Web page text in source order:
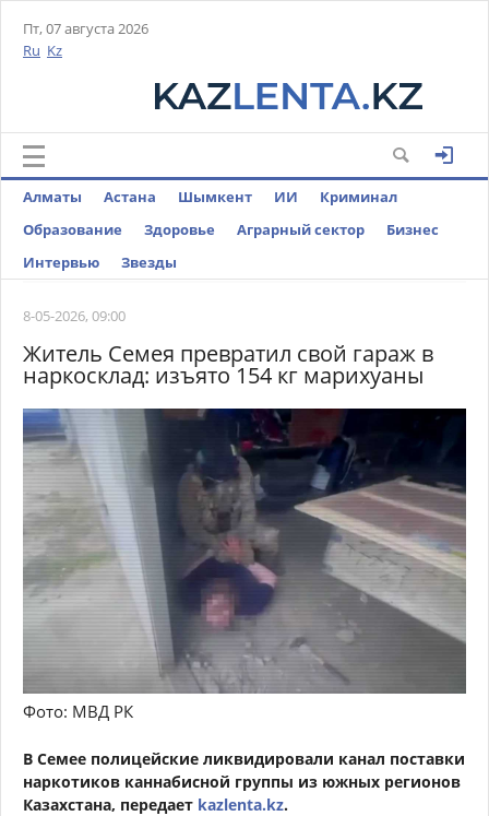
Пт, 07 августа 2026
Ru Kz
Алматы Астана Шымкент ИИ
Криминал
Образование
Здоровье Аграрный сектор
Бизнес
Интервью
Звезды
8-05-2026, 09:00
Житель Семея превратил свой гараж в
наркосклад: изъято 154 кг марихуаны
Фото: МВД РК
В Семее полицейские ликвидировали канал поставки
наркотиков каннабисной группы из южных регионов
Казахстана, передает kazlenta.kz.